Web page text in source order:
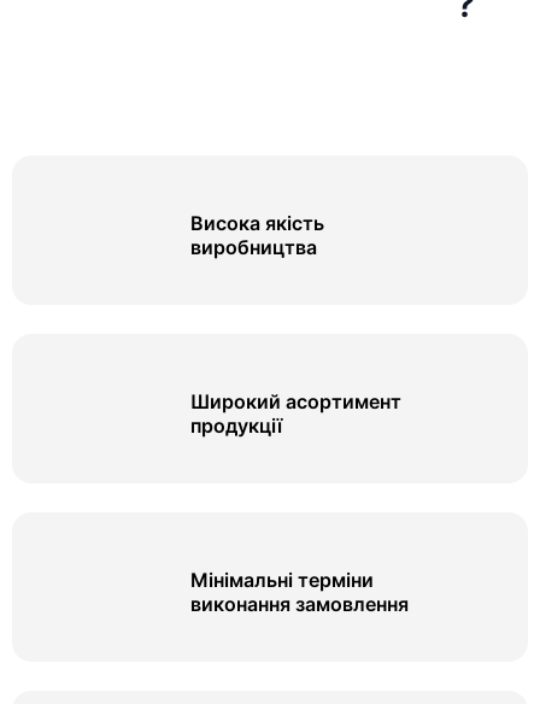
Висока якість
виробництва
Широкий асортимент
продукції
Мінімальні терміни
виконання замовлення